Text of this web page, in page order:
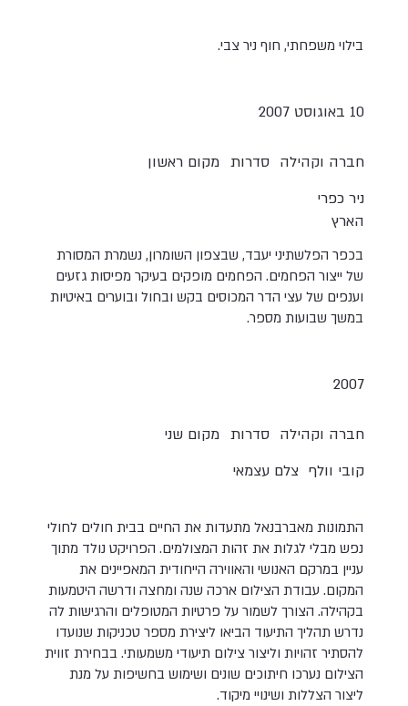
בילוי משפחתי, חוף ניר צבי.
10 באוגוסט 2007
מקום ראשון סדרות חברה וקהילה
ניר כפרי
הארץ
בכפר הפלשתיני יעבד, שבצפון השומרון, נשמרת המסורת
של ייצור הפחמים. הפחמים מופקים בעיקר מפיסות גזעים
וענפים של עצי הדר המכוסים בקש ובחול ובוערים באיטיות
במשך שבועות מספר.
2007
מקום שני סדרות חברה וקהילה
צלם עצמאי קובי וולף
התמונות מאברבנאל מתעדות את החיים בבית חולים לחולי
נפש מבלי לגלות את זהות המצולמים. הפרויקט נולד מתוך
עניין במרקם האנושי והאווירה הייחודית המאפיינים את
המקום. עבודת הצילום ארכה שנה ומחצה ודרשה היטמעות
בקהילה. הצורך לשמור על פרטיות המטופלים והרגישות לה
נדרש תהליך התיעוד הביאו ליצירת מספר טכניקות שנועדו
להסתיר זהויות וליצור צילום תיעודי משמעותי. בבחירת זווית
הצילום נערכו חיתוכים שונים ושימוש בחשיפות על מנת
ליצור הצללות ושינויי מיקוד.